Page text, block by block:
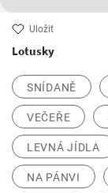
Uložit
Lotusky
SNÍDANĚ
VEČEŘE
LEVNÁ JÍDLA
NA PÁNVI